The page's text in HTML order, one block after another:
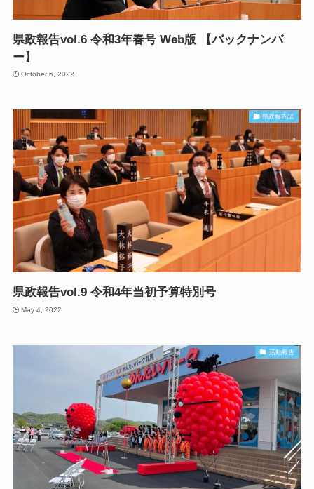
県政報告vol.6 令和3年春号 Web版 【バックナンバ
ー】
October 6, 2022
県政報告誌
県政報告vol.9 令和4年当初予算特別号
May 4, 2022
活動報告